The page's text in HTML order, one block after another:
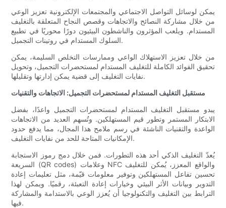
يمكن لوسائل التواصل الاجتماعي والمجتمعات الإلكترونية تعزيز الوعي
من خلال مشاركة النصائح والاتجاهات وقصص النجاح المتعلقة بالتغليف
المستدام. ويلعب المؤثرون والناشطون البيئيون دورًا محوريًا في تطبيع
السلوك المستدام في روتينات التجميل.
من خلال تعزيز الاستهلاك الواعي وممارسات التخلص السليمة، يمكن
تحقيق الفوائد الكاملة للتغليف المستدام لمستحضرات التجميل، وتحويل
نفايات التغليف إلى قضية يمكن إدارتها وتقليلها.
مستقبل التغليف المستدام لمستحضرات التجميل: الاتجاهات والتقنيات
يبدو مستقبل التغليف المستدام لمستحضرات التجميل واعدًا، بفضل
الابتكار المستمر وتطور قيم المستهلكين. وتُسهم العديد من الاتجاهات
الواعدة والتقنيات الناشئة في رسم ملامح هذا المجال، مما يدفع حدود
الإمكانيات المتاحة للحد من نفايات التغليف.
يُعدّ التغليف الذكي أحد هذه التطورات. فمن خلال دمج رموز الاستجابة
السريعة (QR codes) وعلامات NFC والواقع المعزز، يُمكن للتغليف
تحسين تفاعل المستهلكين وتوفير معلومات قيّمة، مثل تعليمات إعادة
التدوير وبيانات الأثر البيئي وخيارات إعادة التعبئة، رقميًا. ويمكن لهذا
الترابط بين التغليف والتكنولوجيا أن يُعزز الوعي بالاستدامة والمشاركة
فيها.